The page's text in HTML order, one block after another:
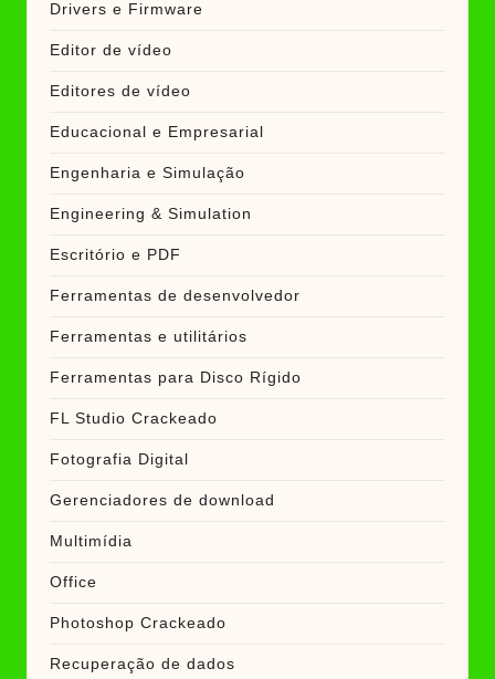
Drivers e Firmware
Editor de vídeo
Editores de vídeo
Educacional e Empresarial
Engenharia e Simulação
Engineering & Simulation
Escritório e PDF
Ferramentas de desenvolvedor
Ferramentas e utilitários
Ferramentas para Disco Rígido
FL Studio Crackeado
Fotografia Digital
Gerenciadores de download
Multimídia
Office
Photoshop Crackeado
Recuperação de dados